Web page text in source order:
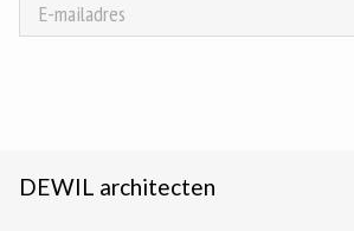
DEWIL architecten